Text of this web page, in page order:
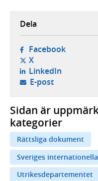
Dela
Facebook-
X- öppnas i ny
LinkedIn- öppnas
E-post- öppnar
Sidan är
kategorier
Rättsliga dokument
Sveriges
Utrikesdepartementet